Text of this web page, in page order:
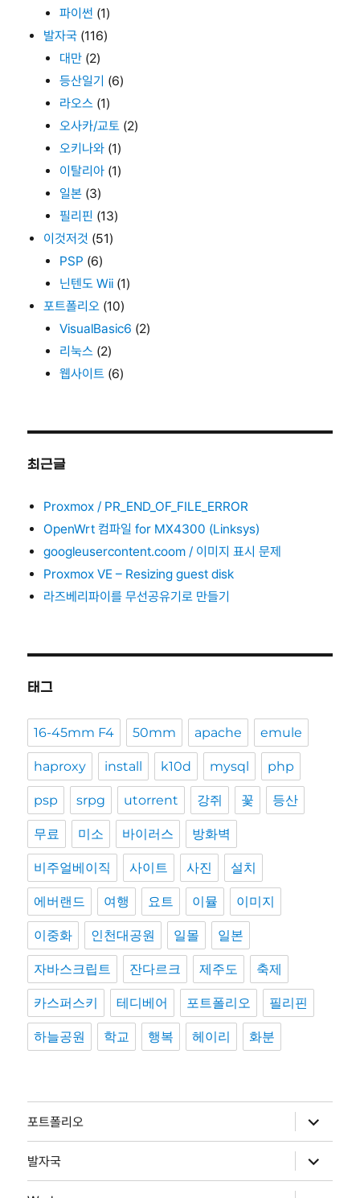
파이썬 (1)
발자국 (116)
대만 (2)
등산일기 (6)
라오스 (1)
오사카/교토 (2)
오키나와 (1)
이탈리아 (1)
일본 (3)
필리핀 (13)
이것저것 (51)
PSP (6)
닌텐도 Wii (1)
포트폴리오 (10)
VisualBasic6 (2)
리눅스 (2)
웹사이트 (6)
최근글
Proxmox / PR_END_OF_FILE_ERROR
OpenWrt 컴파일 for MX4300 (Linksys)
googleusercontent.coom / 이미지 표시 문제
Proxmox VE – Resizing guest disk
라즈베리파이를 무선공유기로 만들기
태그
16-45mm F4 50mm apache emule
haproxy install k10d mysql php
psp srpg utorrent 강쥐 꽃 등산
무료 미소 바이러스 방화벽
비주얼베이직 사이트 사진 설치
에버랜드 여행 요트 이뮬 이미지
이중화 인천대공원 일몰 일본
자바스크립트 잔다르크 제주도 축제
카스퍼스키 테디베어 포트폴리오 필리핀
하늘공원 학교 행복 헤이리 화분
포트폴리오
위
메
뉴
확
장
발자국
위
메